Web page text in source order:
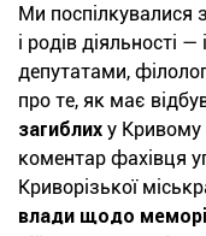
Ми поспілкувалися
і родів діяльності
депутатами,
про те, як має
загиблих у Кривому
коментар фахівця
Криворізької
влади щодо